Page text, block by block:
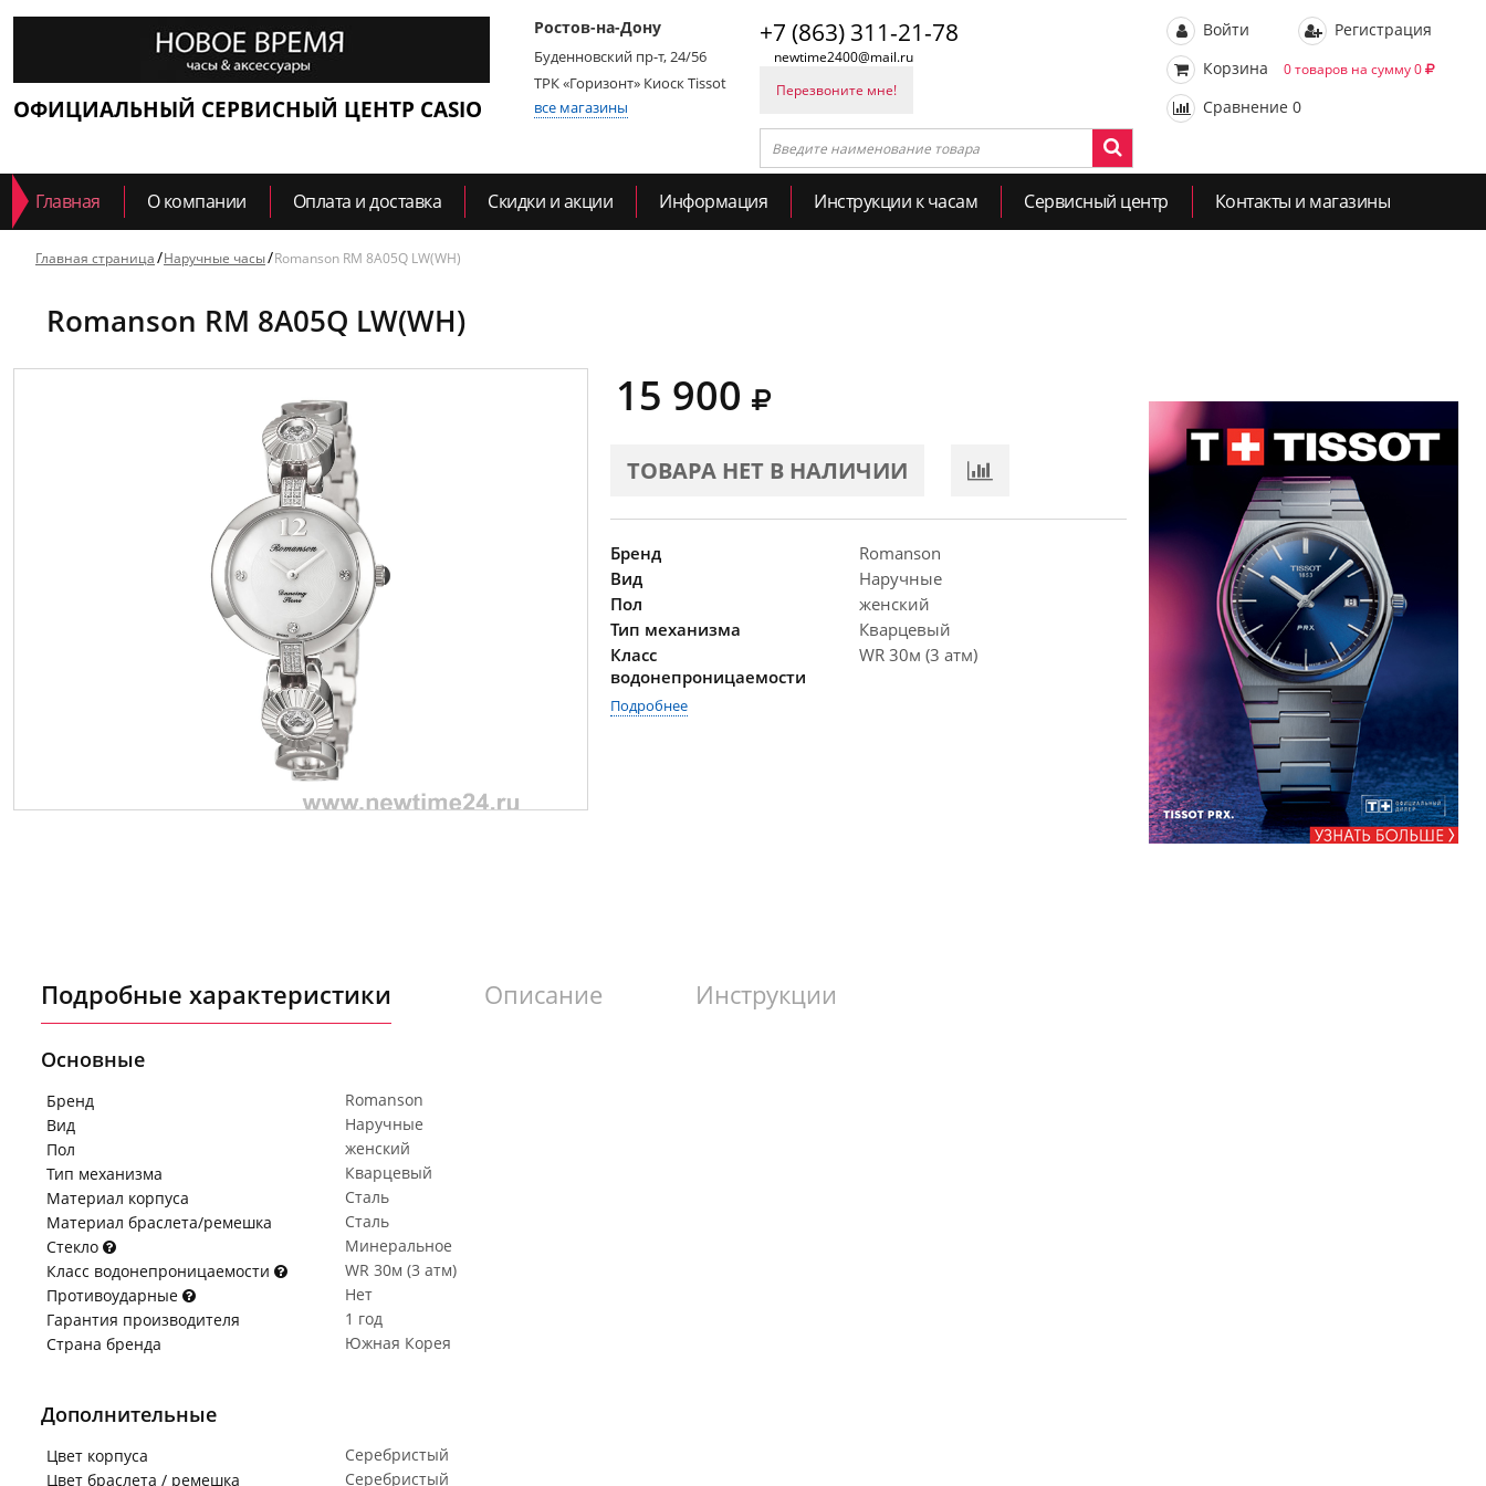
ОФИЦИАЛЬНЫЙ СЕРВИСНЫЙ ЦЕНТР CASIO
Ростов-на-Дону
Буденновский пр-т, 24/56
ТРК «Горизонт» Киоск Tissot
все магазины
+7 (863) 311-21-78
newtime2400@mail.ru
Перезвоните мне!
Войти
Регистрация
Корзина
0 товаров на сумму 0
Сравнение 0
Главная О компании Оплата и доставка Скидки и акции Информация Инструкции к часам Сервисный центр Контакты и магазины
Главная страница Наручные часы Romanson RM 8A05Q LW(WH)
Romanson RM 8A05Q LW(WH)
15 900
ТОВАРА НЕТ В НАЛИЧИИ
Бренд
Romanson
Вид
Наручные
Пол
женский
Тип механизма
Кварцевый
Класс
водонепроницаемости
WR 30м (3 атм)
Подробнее
Подробные характеристики Описание Инструкции
Основные
Бренд
Romanson
Вид
Наручные
Пол
женский
Тип механизма
Кварцевый
Материал корпуса
Сталь
Материал браслета/ремешка
Сталь
Стекло
Минеральное
Класс водонепроницаемости
WR 30м (3 атм)
Противоударные
Нет
Гарантия производителя
1 год
Страна бренда
Южная Корея
Дополнительные
Цвет корпуса
Серебристый
Цвет браслета / ремешка
Серебристый